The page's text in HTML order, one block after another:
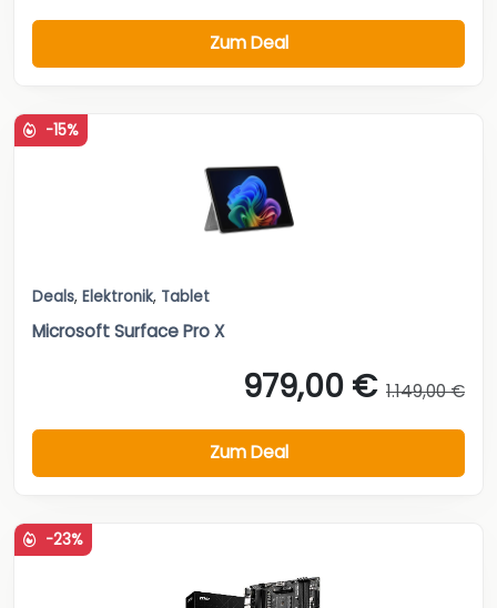
Zum Deal
-15%
Deals, Elektronik, Tablet
Microsoft Surface Pro X
979,00 € 1.149,00 €
Zum Deal
-23%